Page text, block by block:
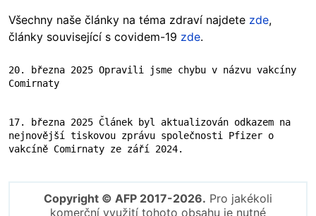
Všechny naše články na téma zdraví najdete zde,
články související s covidem-19 zde.
20. března 2025 Opravili jsme chybu v názvu vakcíny
Comirnaty
17. března 2025 Článek byl aktualizován odkazem na
nejnovější tiskovou zprávu společnosti Pfizer o
vakcíně Comirnaty ze září 2024.
Copyright © AFP 2017-2026. Pro jakékoli
komerční využití tohoto obsahu je nutné